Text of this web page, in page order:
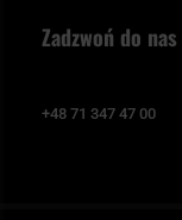
Zadzwoń do nas
+48 71 347 47 00